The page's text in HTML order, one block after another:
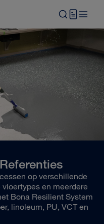
op verschillende
en meerdere
Bona Resilient System
linoleum, PU, VCT en